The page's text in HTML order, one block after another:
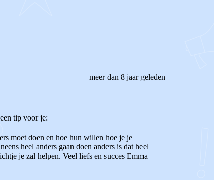
meer dan 8 jaar geleden
tip voor je:
moet doen en hoe hun willen hoe je je
heel anders gaan doen anders is dat heel
je zal helpen. Veel liefs en succes Emma